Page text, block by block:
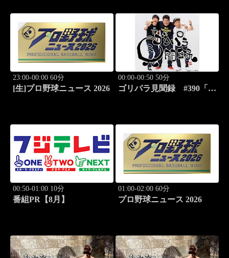
23:00-00:00 60分
[生]プロ野球ニュース 2026
00:00-00:50 50分
ゴリパラ見聞録 #390「北
00:50-01:00 10分
番組PR【8月】
01:00-02:00 60分
プロ野球ニュース 2026